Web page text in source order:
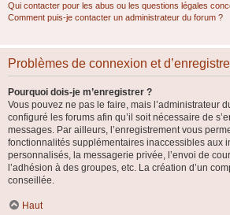
Qui contacter pour les abus ou les questions légales
Comment puis-je contacter un administrateur du forum ?
Problèmes de connexion et
Pourquoi dois-je m’enregistrer ?
Vous pouvez ne pas le faire, mais l’administrateur
configuré les forums afin qu’il soit nécessaire de
messages. Par ailleurs, l’enregistrement vous
fonctionnalités supplémentaires inaccessibles aux
personnalisés, la messagerie privée, l’envoi de
l’adhésion à des groupes, etc. La création d’un
conseillée.
Haut